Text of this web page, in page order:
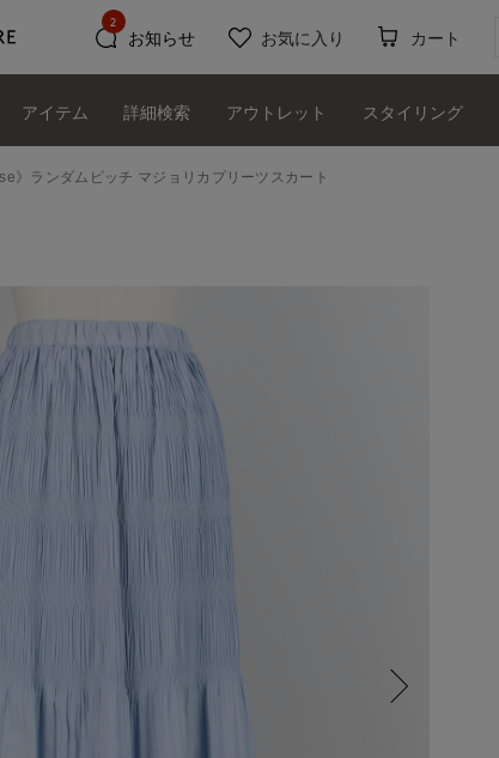
お知らせ
2
お気に入り カート
アイテム 詳細検索 アウトレット スタイリング
》ランダムピッチ マジョリカプリーツスカート